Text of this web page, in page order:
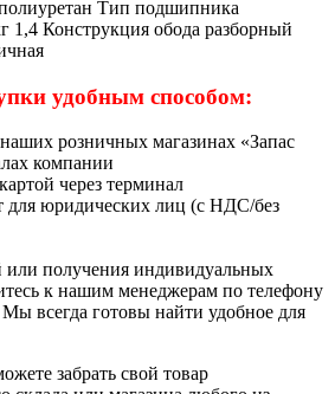
Тип подшипника
1,4 Конструкция обода разборный
удобным способом:
розничных магазинах «Запас
компании
через терминал
для юридических лиц (с НДС/без
или получения индивидуальных
к нашим менеджерам по телефону
всегда готовы найти удобное для
забрать свой товар